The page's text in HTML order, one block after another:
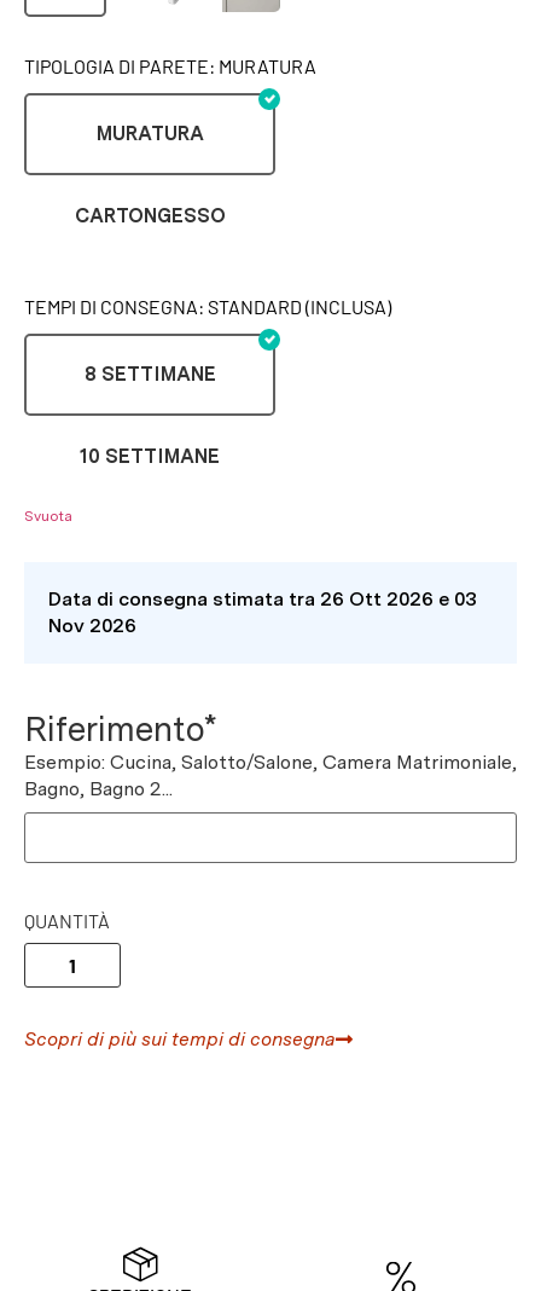
TIPOLOGIA DI PARETE: MURATURA
MURATURA
CARTONGESSO
TEMPI DI CONSEGNA: STANDARD (INCLUSA)
8 SETTIMANE
10 SETTIMANE
Svuota
Data di consegna stimata tra 26 Ott 2026 e 03
Nov 2026
Riferimento*
Esempio: Cucina, Salotto/Salone, Camera Matrimoniale,
Bagno, Bagno 2...
QUANTITÀ
Scopri di più sui tempi di consegna